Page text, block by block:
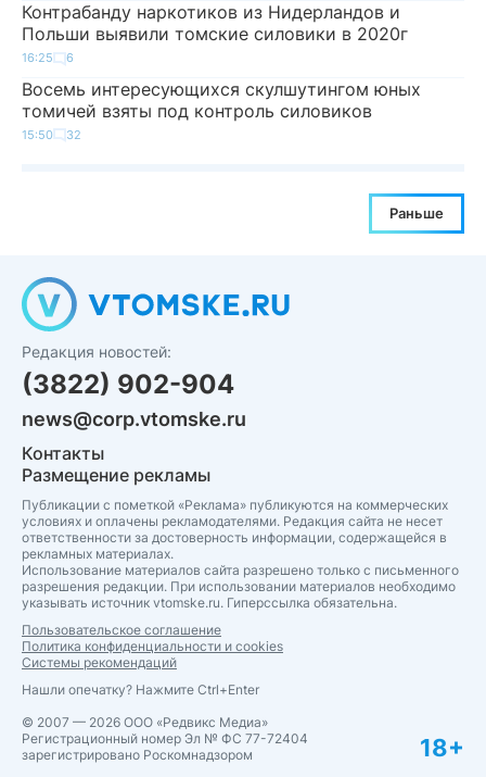
Контрабанду наркотиков из Нидерландов и
Польши выявили томские силовики в 2020г
16:25 6
Восемь интересующихся скулшутингом юных
томичей взяты под контроль силовиков
15:50 32
Раньше
Редакция новостей:
(3822) 902-904
news@corp.vtomske.ru
Контакты
Размещение рекламы
Публикации с пометкой «Реклама» публикуются на коммерческих
условиях и оплачены рекламодателями. Редакция сайта не несет
ответственности за достоверность информации, содержащейся в
рекламных материалах.
Использование материалов сайта разрешено только с письменного
разрешения редакции. При использовании материалов необходимо
указывать источник vtomske.ru. Гиперссылка обязательна.
Пользовательское соглашение
Политика конфиденциальности и cookies
Системы рекомендаций
Нашли опечатку? Нажмите Ctrl+Enter
© 2007 — 2026 ООО «Редвикс Медиа»
Регистрационный номер Эл № ФС 77-72404
зарегистрировано Роскомнадзором
18+